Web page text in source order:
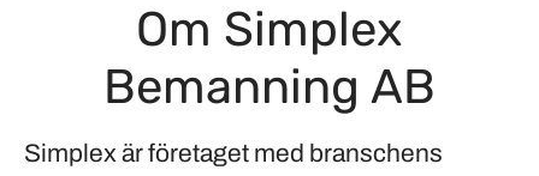
Om Simplex
Bemanning AB
Simplex är företaget med branschens